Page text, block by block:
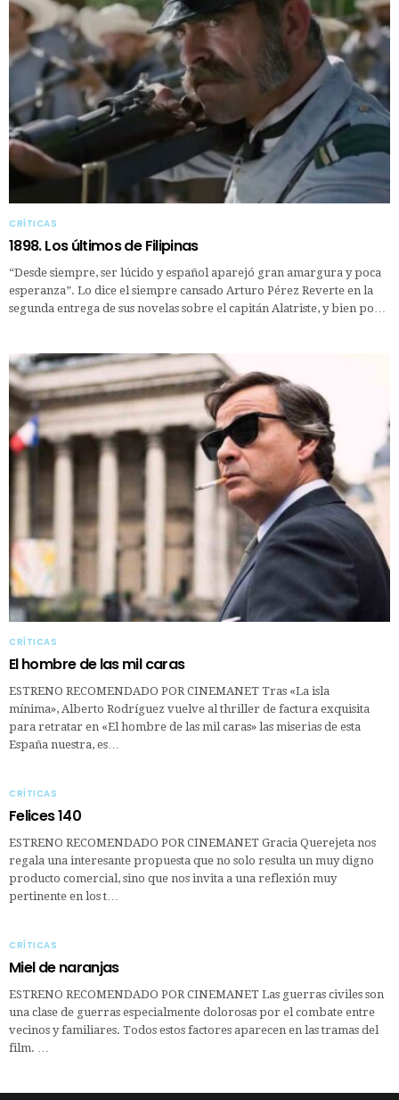
CRÍTICAS
1898. Los últimos de Filipinas
“Desde siempre, ser lúcido y español aparejó gran amargura y poca
esperanza”. Lo dice el siempre cansado Arturo Pérez Reverte en la
segunda entrega de sus novelas sobre el capitán Alatriste, y bien po…
CRÍTICAS
El hombre de las mil caras
ESTRENO RECOMENDADO POR CINEMANET Tras «La isla
mínima», Alberto Rodríguez vuelve al thriller de factura exquisita
para retratar en «El hombre de las mil caras» las miserias de esta
España nuestra, es…
CRÍTICAS
Felices 140
ESTRENO RECOMENDADO POR CINEMANET Gracia Querejeta nos
regala una interesante propuesta que no solo resulta un muy digno
producto comercial, sino que nos invita a una reflexión muy
pertinente en los t…
CRÍTICAS
Miel de naranjas
ESTRENO RECOMENDADO POR CINEMANET Las guerras civiles son
una clase de guerras especialmente dolorosas por el combate entre
vecinos y familiares. Todos estos factores aparecen en las tramas del
film. …